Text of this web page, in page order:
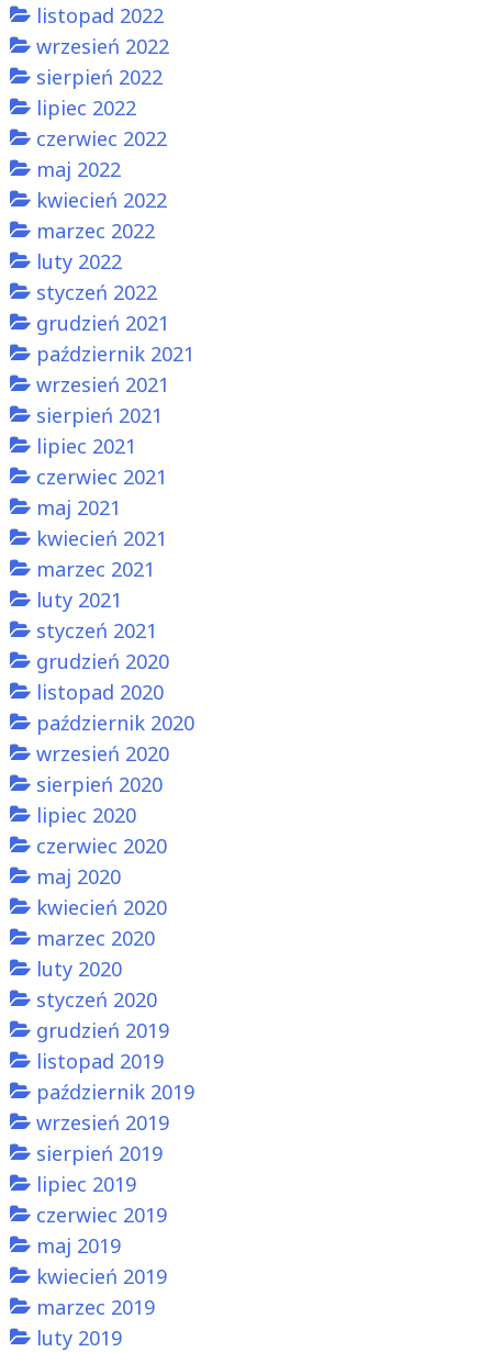
listopad 2022
wrzesień 2022
sierpień 2022
lipiec 2022
czerwiec 2022
maj 2022
kwiecień 2022
marzec 2022
luty 2022
styczeń 2022
grudzień 2021
październik 2021
wrzesień 2021
sierpień 2021
lipiec 2021
czerwiec 2021
maj 2021
kwiecień 2021
marzec 2021
luty 2021
styczeń 2021
grudzień 2020
listopad 2020
październik 2020
wrzesień 2020
sierpień 2020
lipiec 2020
czerwiec 2020
maj 2020
kwiecień 2020
marzec 2020
luty 2020
styczeń 2020
grudzień 2019
listopad 2019
październik 2019
wrzesień 2019
sierpień 2019
lipiec 2019
czerwiec 2019
maj 2019
kwiecień 2019
marzec 2019
luty 2019